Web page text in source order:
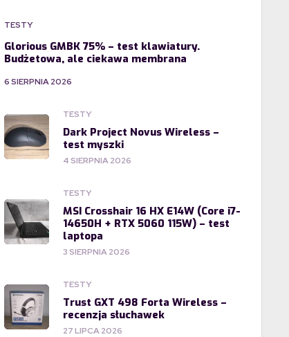
TESTY
Glorious GMBK 75% – test klawiatury.
Budżetowa, ale ciekawa membrana
6 SIERPNIA 2026
TESTY
Dark Project Novus Wireless –
test myszki
4 SIERPNIA 2026
TESTY
MSI Crosshair 16 HX E14W (Core i7-
14650H + RTX 5060 115W) – test
laptopa
3 SIERPNIA 2026
TESTY
Trust GXT 498 Forta Wireless –
recenzja słuchawek
27 LIPCA 2026